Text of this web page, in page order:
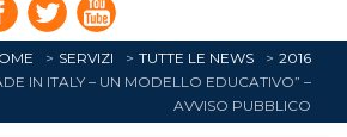
SERVIZI TUTTE LE NEWS
2016
IN ITALY – UN MODELLO EDUCATIVO” –
AVVISO PUBBLICO